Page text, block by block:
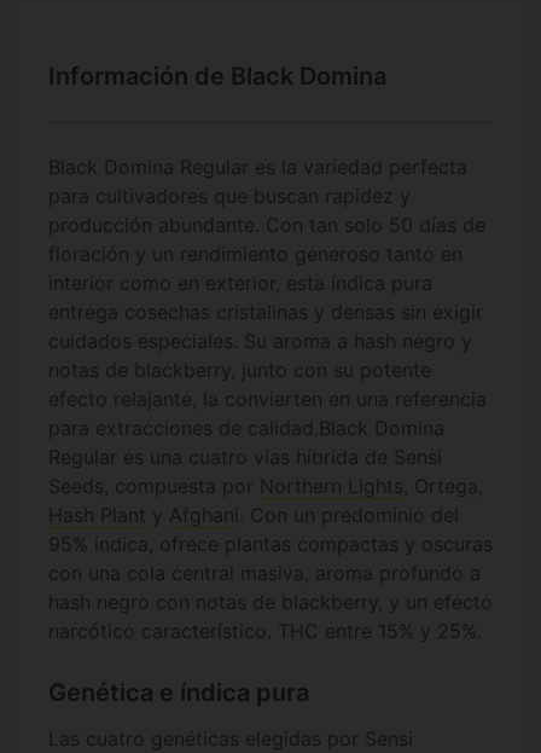
Información de Black Domina
Black Domina Regular es la variedad perfecta
para cultivadores que buscan rapidez y
producción abundante. Con tan solo 50 días de
floración y un rendimiento generoso tanto en
interior como en exterior, esta índica pura
entrega cosechas cristalinas y densas sin exigir
cuidados especiales. Su aroma a hash negro y
notas de blackberry, junto con su potente
efecto relajante, la convierten en una referencia
para extracciones de calidad.Black Domina
Regular es una cuatro vías híbrida de Sensi
Seeds, compuesta por Northern Lights, Ortega,
Hash Plant y Afghani . Con un predominio del
95% indica, ofrece plantas compactas y oscuras
con una cola central masiva, aroma profundo a
hash negro con notas de blackberry, y un efecto
narcótico característico. THC entre 15% y 25%.
Genética e índica pura
Las cuatro genéticas elegidas por Sensi